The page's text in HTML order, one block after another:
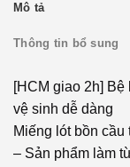
Mô tả
Thông tin bổ sung
[HCM giao 2h] Bệ
vệ sinh dễ dàng
Miếng lót bồn cầu
– Sản phẩm làm